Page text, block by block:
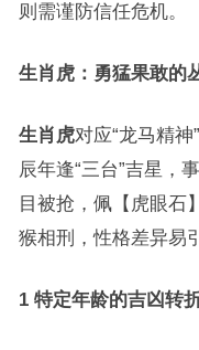
则需谨防信任危机。
生肖虎：勇猛果敢的
生肖虎对应“龙马精
辰年逢“三台”吉星，
目被抢，佩【虎眼石
猴相刑，性格差异易
1 特定年龄的吉凶转